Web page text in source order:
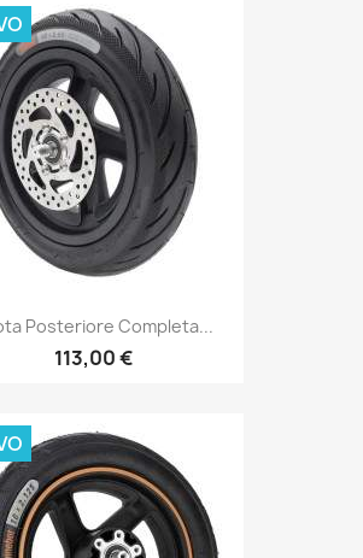
Posteriore Completa...
113,00 €